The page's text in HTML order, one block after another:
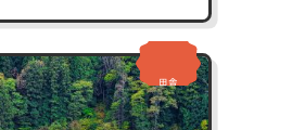
四季折々の自然の美しさを
、冬季にはスノーシューやス
ドア活動が人気です。白糠町
田舎